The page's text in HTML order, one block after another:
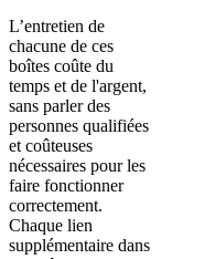
L’entretien de
chacune de ces
boîtes coûte du
temps et de l'argent,
sans parler des
personnes qualifiées
et coûteuses
nécessaires pour les
faire fonctionner
correctement.
Chaque lien
supplémentaire dans